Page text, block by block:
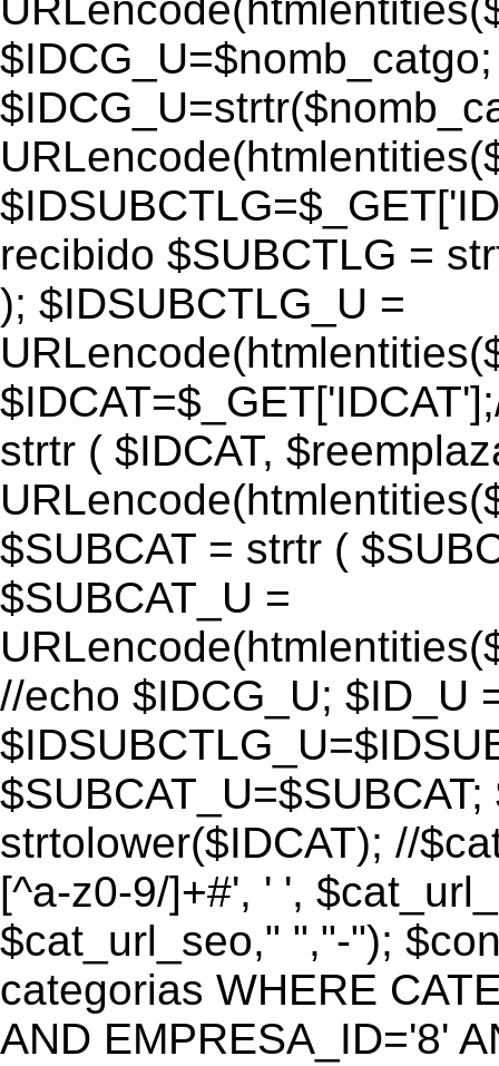
$IDCG_U=$nomb_catgo;
recibido $SUBCTLG =
); $IDSUBCTLG_U =
strtr ( $IDCAT,
$SUBCAT = strtr (
$SUBCAT_U =
//echo $IDCG_U; $ID_U
strtolower($IDCAT); //
[^a-z0-9/]+#', ' ',
$cat_url_seo," ","-");
categorias WHERE
AND EMPRESA_ID='8'